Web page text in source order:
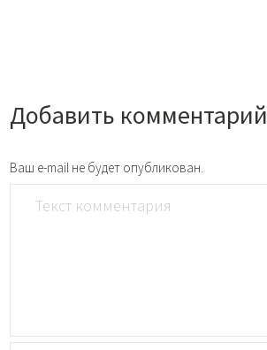
Добавить комментарий
Ваш e-mail не будет опубликован.